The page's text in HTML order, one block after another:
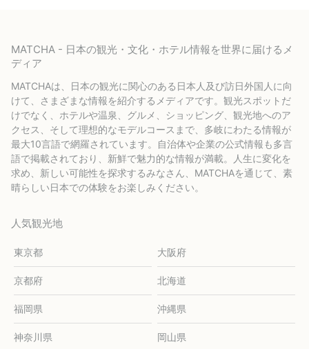
MATCHA - 日本の観光・文化・ホテル情報を世界に届けるメ
ディア
MATCHAは、日本の観光に関心のある日本人及び訪日外国人に向
けて、さまざまな情報を紹介するメディアです。観光スポットだ
けでなく、ホテルや温泉、グルメ、ショッピング、観光地へのア
クセス、そして理想的なモデルコースまで、多岐にわたる情報が
最大10言語で網羅されています。自治体や企業の公式情報も多言
語で掲載されており、新鮮で魅力的な情報が満載。人生に変化を
求め、新しい可能性を探求するみなさん、MATCHAを通じて、素
晴らしい日本での体験をお楽しみください。
人気観光地
東京都 大阪府
京都府 北海道
福岡県 沖縄県
神奈川県 岡山県